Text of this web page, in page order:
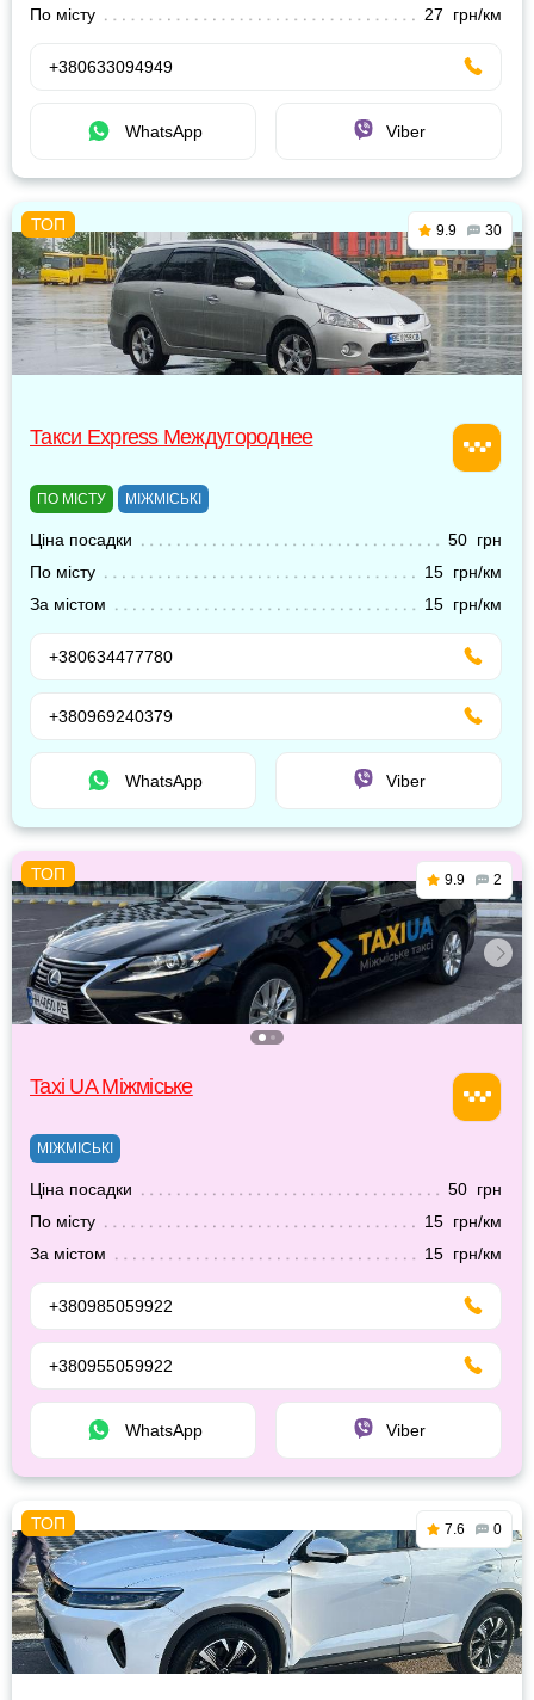
По місту 27 грн/км
+380633094949
WhatsApp Viber
9.9 30
Такси Express Междугороднее
ПО МІСТУ МІЖМІСЬКІ
Ціна посадки
50 грн
По місту
15 грн/км
За містом
15 грн/км
+380634477780
+380969240379
WhatsApp Viber
9.9 2
Taxi UA Міжміське
МІЖМІСЬКІ
Ціна посадки
50 грн
По місту
15 грн/км
За містом
15 грн/км
+380985059922
+380955059922
WhatsApp Viber
7.6 0